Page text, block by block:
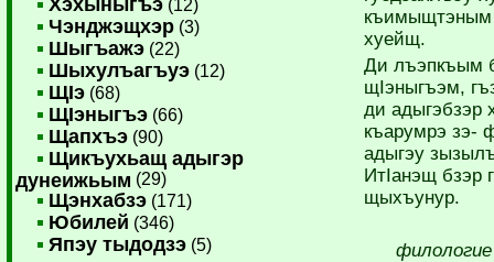
(12)
Чэнджэщхэр (3)
Шыгъажэ (22)
Шыхулъагъуэ (12)
ЩIэ (68)
ЩIэныгъэ (66)
Щапхъэ (90)
Щикъухьащ адыгэр
дунеижьым (29)
Щэнхабзэ (171)
Юбилей (346)
Япэу тыдодзэ (5)
къимыщтэным
хуейщ.
Ди лъэпкъым
щIэныгъэм,
ди
къарумрэ зэ­-
адыгэу
ИтIанэщ бзэр
щыхъунур.